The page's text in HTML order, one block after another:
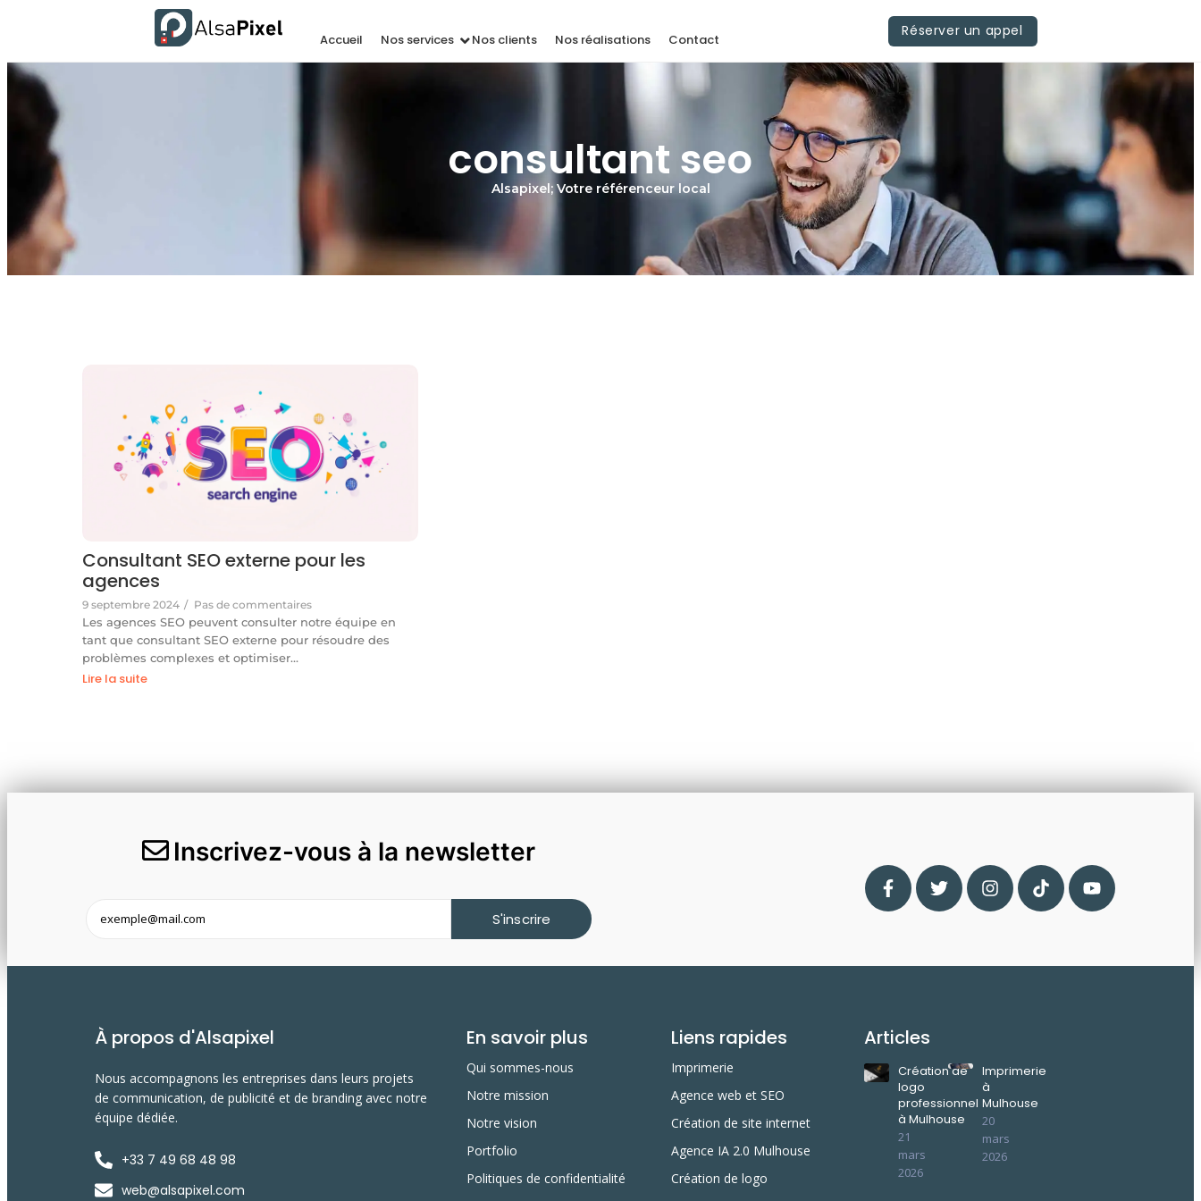
Accueil Nos services Nos clients Nos réalisations Contact
Réserver un appel
consultant seo
Alsapixel; Votre référenceur local
Consultant SEO externe pour les
agences
9 septembre 2024 / Pas de commentaires
Les agences SEO peuvent consulter notre équipe en
tant que consultant SEO externe pour résoudre des
problèmes complexes et optimiser…
Lire la suite
Inscrivez-vous à la newsletter
S'inscrire
À propos d'Alsapixel
Nous accompagnons les entreprises dans leurs projets
de communication, de publicité et de branding avec notre
équipe dédiée.
+33 7 49 68 48 98
web@alsapixel.com
En savoir plus
Qui sommes-nous
Notre mission
Notre vision
Portfolio
Politiques de confidentialité
Liens rapides
Imprimerie
Agence web et SEO
Création de site internet
Agence IA 2.0 Mulhouse
Création de logo
Articles
Création de
logo
professionnel
à Mulhouse
21
mars
2026
Imprimerie
à
Mulhouse
20
mars
2026